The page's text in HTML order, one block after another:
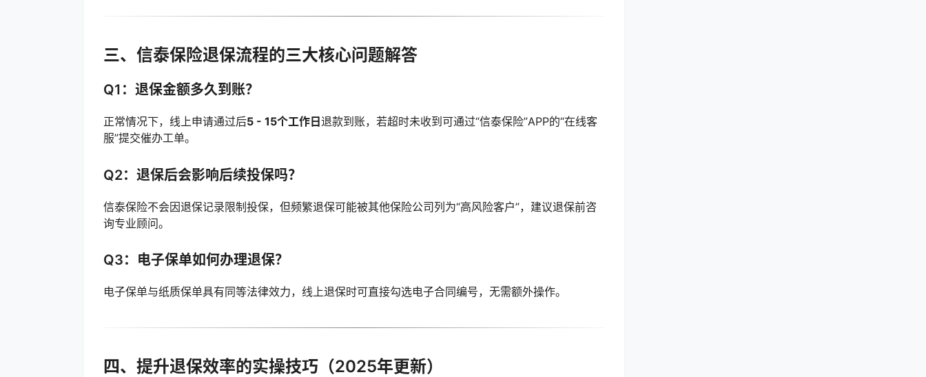
三、信泰保险退保流程的三大核心问题解答
Q1：退保金额多久到账？
正常情况下，线上申请通过后5 - 15个工作日 退款到账，若超时未收到可通过“信泰保险”APP的“在线客
服”提交催办工单。
Q2：退保后会影响后续投保吗？
信泰保险不会因退保记录限制投保，但频繁退保可能被其他保险公司列为“高风险客户”，建议退保前咨
询专业顾问。
Q3：电子保单如何办理退保？
电子保单与纸质保单具有同等法律效力，线上退保时可直接勾选电子合同编号，无需额外操作。
四、提升退保效率的实操技巧（2025年更新）